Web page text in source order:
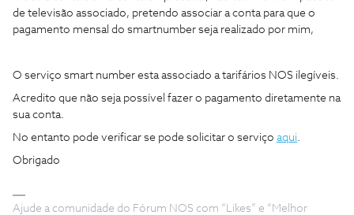
de televisão associado, pretendo associar a conta para que o
pagamento mensal do smartnumber seja realizado por mim,
O serviço smart number esta associado a tarifários NOS ilegíveis.
Acredito que não seja possível fazer o pagamento diretamente na
sua conta.
No entanto pode verificar se pode solicitar o serviço aqui.
Obrigado
Ajude a comunidade do Fórum NOS com “Likes” e “Melhor